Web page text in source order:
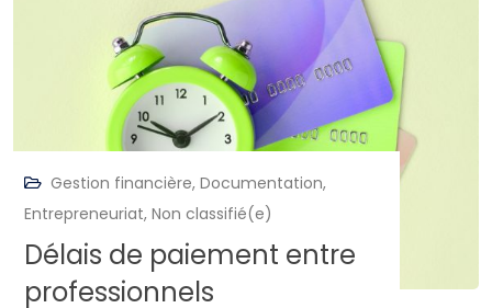
Gestion financière, Documentation,
Entrepreneuriat, Non classifié(e)
Délais de paiement entre
professionnels